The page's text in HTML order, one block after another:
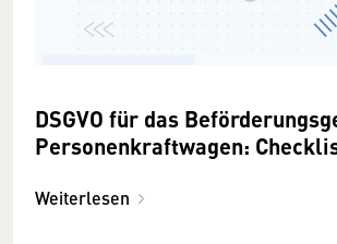
DSGVO für das
Personenkraftwagen:
Weiterlesen